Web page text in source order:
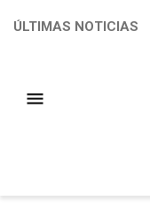
ÚLTIMAS NOTICIAS